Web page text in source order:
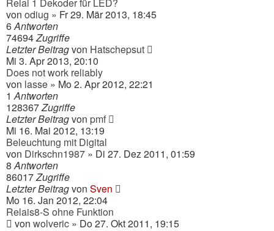
von odiug » Fr 29. Mär 2013, 18:45
6Antworten
74694Zugriffe
Letzter Beitragvon Hatschepsut
Mi 3. Apr 2013, 20:10
Does not work reliably
von lasse » Mo 2. Apr 2012, 22:21
1Antworten
128367Zugriffe
Letzter Beitragvon pmf
Mi 16. Mai 2012, 13:19
Beleuchtung mit Digital
von Dirkschn1987 » Di 27. Dez 2011, 01:59
8Antworten
86017Zugriffe
Letzter Beitragvon Sven
Mo 16. Jan 2012, 22:04
Relais8-S ohne Funktion
von wolveric » Do 27. Okt 2011, 19:15